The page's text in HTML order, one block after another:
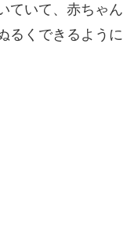
ていて、赤ちゃん
るくできるように